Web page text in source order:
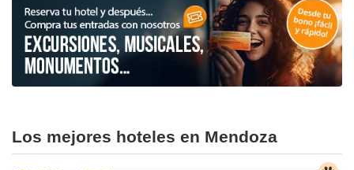
Los mejores hoteles en Mendoza